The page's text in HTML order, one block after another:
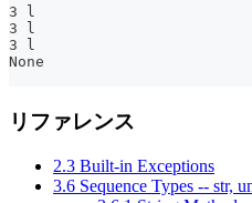
3 l
3 l
3 l
None
リファレンス
2.3 Built-in Exceptions
3.6 Sequence Types -- str,